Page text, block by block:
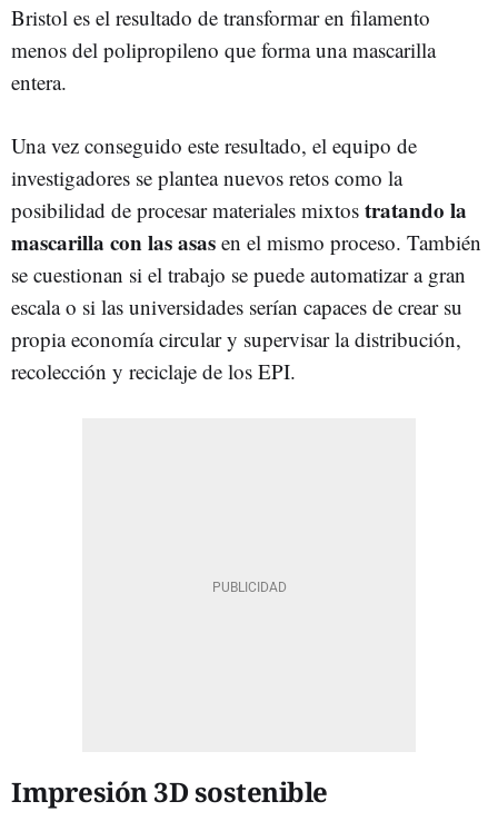
Bristol es el resultado de transformar en filamento
menos del polipropileno que forma una mascarilla
entera.
Una vez conseguido este resultado, el equipo de
investigadores se plantea nuevos retos como la
posibilidad de procesar materiales mixtos tratando la
mascarilla con las asas en el mismo proceso. También
se cuestionan si el trabajo se puede automatizar a gran
escala o si las universidades serían capaces de crear su
propia economía circular y supervisar la distribución,
recolección y reciclaje de los EPI.
Impresión 3D sostenible